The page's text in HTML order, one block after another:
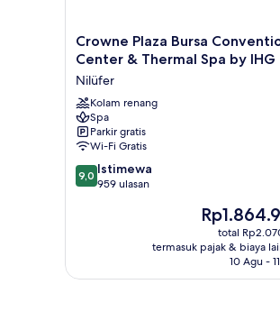
Crowne
Plaza
Convention
Center
&
Thermal
Spa
by
IHG
Crowne Plaza Bursa
Center & Thermal Spa by IHG
Nilüfer
Kolam renang
Spa
Parkir gratis
Wi-Fi Gratis
9.0
dari
9,0 Istimewa
959 ulasan
Harga
sekarang
Rp1.864.999
total
termasuk pajak & biaya
10 Agu -